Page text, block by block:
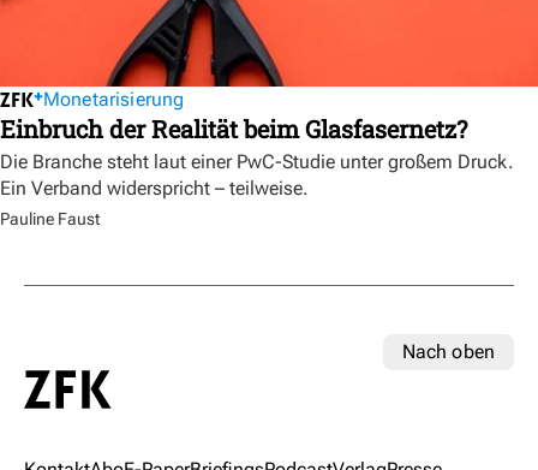
Monetarisierung
Einbruch der Realität beim Glasfasernetz?
Die Branche steht laut einer PwC-Studie unter großem Druck.
Ein Verband widerspricht – teilweise.
Pauline Faust
Nach oben